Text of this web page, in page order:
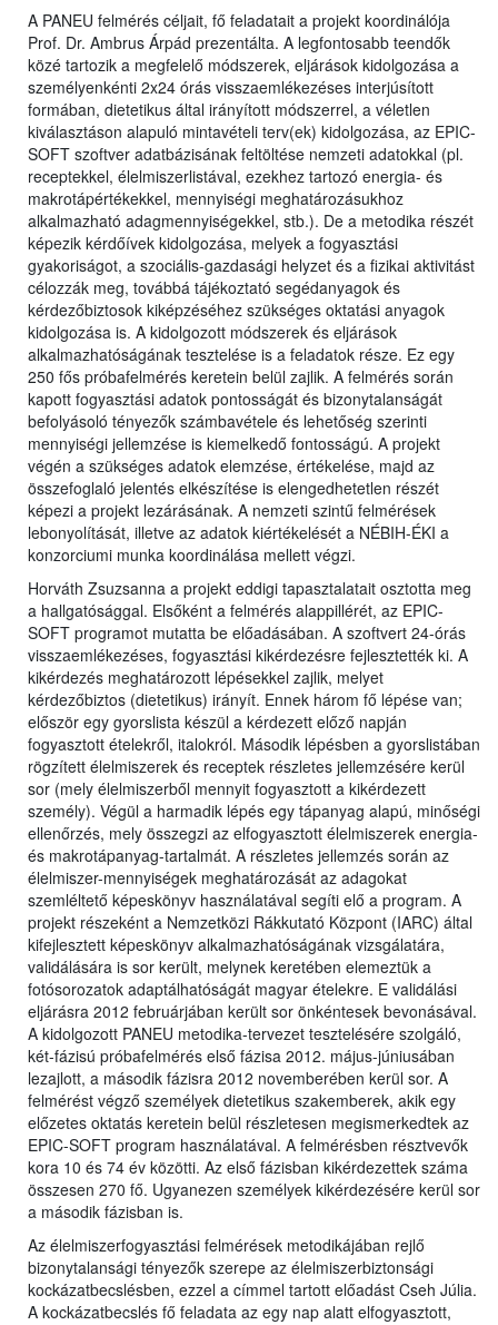
A PANEU felmérés céljait, fő feladatait a projekt koordinálója
Prof. Dr. Ambrus Árpád prezentálta. A legfontosabb teendők
közé tartozik a megfelelő módszerek, eljárások kidolgozása a
személyenkénti 2x24 órás visszaemlékezéses interjúsított
formában, dietetikus által irányított módszerrel, a véletlen
kiválasztáson alapuló mintavételi terv(ek) kidolgozása, az EPIC-
SOFT szoftver adatbázisának feltöltése nemzeti adatokkal (pl.
receptekkel, élelmiszerlistával, ezekhez tartozó energia- és
makrotápértékekkel, mennyiségi meghatározásukhoz
alkalmazható adagmennyiségekkel, stb.). De a metodika részét
képezik kérdőívek kidolgozása, melyek a fogyasztási
gyakoriságot, a szociális-gazdasági helyzet és a fizikai aktivitást
célozzák meg, továbbá tájékoztató segédanyagok és
kérdezőbiztosok kiképzéséhez szükséges oktatási anyagok
kidolgozása is. A kidolgozott módszerek és eljárások
alkalmazhatóságának tesztelése is a feladatok része. Ez egy
250 fős próbafelmérés keretein belül zajlik. A felmérés során
kapott fogyasztási adatok pontosságát és bizonytalanságát
befolyásoló tényezők számbavétele és lehetőség szerinti
mennyiségi jellemzése is kiemelkedő fontosságú. A projekt
végén a szükséges adatok elemzése, értékelése, majd az
összefoglaló jelentés elkészítése is elengedhetetlen részét
képezi a projekt lezárásának. A nemzeti szintű felmérések
lebonyolítását, illetve az adatok kiértékelését a NÉBIH-ÉKI a
konzorciumi munka koordinálása mellett végzi.
Horváth Zsuzsanna a projekt eddigi tapasztalatait osztotta meg
a hallgatósággal. Elsőként a felmérés alappillérét, az EPIC-
SOFT programot mutatta be előadásában. A szoftvert 24-órás
visszaemlékezéses, fogyasztási kikérdezésre fejlesztették ki. A
kikérdezés meghatározott lépésekkel zajlik, melyet
kérdezőbiztos (dietetikus) irányít. Ennek három fő lépése van;
először egy gyorslista készül a kérdezett előző napján
fogyasztott ételekről, italokról. Második lépésben a gyorslistában
rögzített élelmiszerek és receptek részletes jellemzésére kerül
sor (mely élelmiszerből mennyit fogyasztott a kikérdezett
személy). Végül a harmadik lépés egy tápanyag alapú, minőségi
ellenőrzés, mely összegzi az elfogyasztott élelmiszerek energia-
és makrotápanyag-tartalmát. A részletes jellemzés során az
élelmiszer-mennyiségek meghatározását az adagokat
szemléltető képeskönyv használatával segíti elő a program. A
projekt részeként a Nemzetközi Rákkutató Központ (IARC) által
kifejlesztett képeskönyv alkalmazhatóságának vizsgálatára,
validálására is sor került, melynek keretében elemeztük a
fotósorozatok adaptálhatóságát magyar ételekre. E validálási
eljárásra 2012 februárjában került sor önkéntesek bevonásával.
A kidolgozott PANEU metodika-tervezet tesztelésére szolgáló,
két-fázisú próbafelmérés első fázisa 2012. május-júniusában
lezajlott, a második fázisra 2012 novemberében kerül sor. A
felmérést végző személyek dietetikus szakemberek, akik egy
előzetes oktatás keretein belül részletesen megismerkedtek az
EPIC-SOFT program használatával. A felmérésben résztvevők
kora 10 és 74 év közötti. Az első fázisban kikérdezettek száma
összesen 270 fő. Ugyanezen személyek kikérdezésére kerül sor
a második fázisban is.
Az élelmiszerfogyasztási felmérések metodikájában rejlő
bizonytalansági tényezők szerepe az élelmiszerbiztonsági
kockázatbecslésben, ezzel a címmel tartott előadást Cseh Júlia.
A kockázatbecslés fő feladata az egy nap alatt elfogyasztott,